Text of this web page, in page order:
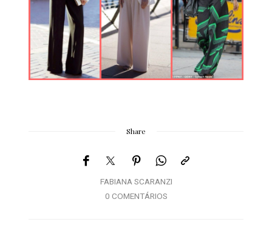
Share
FABIANA SCARANZI
0 COMENTÁRIOS